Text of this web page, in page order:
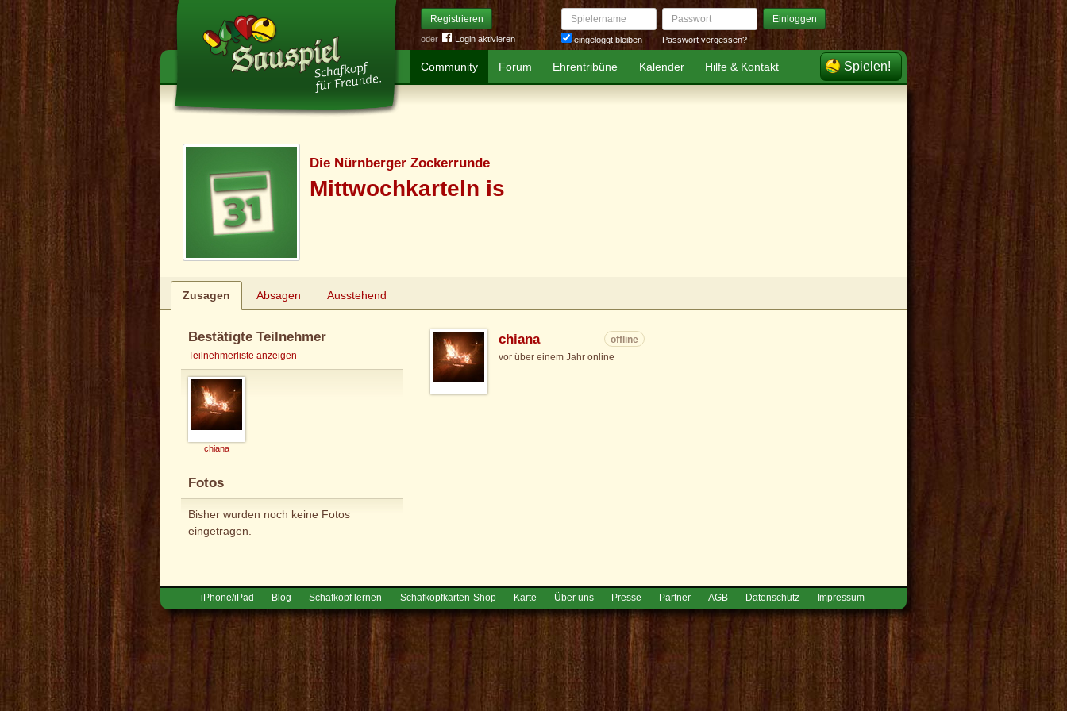
Registrieren
oder Login aktivieren
Spielername
eingeloggt bleiben
Passwort Einloggen
Passwort vergessen?
Community Forum Ehrentribüne Kalender Hilfe & Kontakt Spielen!
Die Nürnberger Zockerrunde
Mittwochkarteln is
Zusagen Absagen Ausstehend
Bestätigte Teilnehmer
Teilnehmerliste anzeigen
chiana
Fotos
Bisher wurden noch keine Fotos
eingetragen.
chiana
offline
vor über einem Jahr online
iPhone/iPad Blog Schafkopf lernen Schafkopfkarten-Shop Karte Über uns Presse Partner AGB Datenschutz Impressum